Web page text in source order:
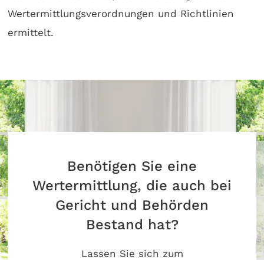
Wertermittlungsverordnungen und Richtlinien
ermittelt.
Benötigen Sie eine
Wertermittlung, die auch bei
Gericht und Behörden
Bestand hat?
Lassen Sie sich zum